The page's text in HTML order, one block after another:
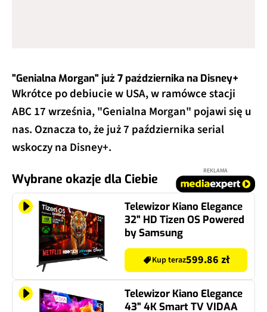
"Genialna Morgan" już 7 października na Disney+
Wkrótce po debiucie w USA, w ramówce stacji
ABC 17 września, "Genialna Morgan" pojawi się u
nas. Oznacza to, że już 7 października serial
wskoczy na Disney+.
Wybrane okazje dla Ciebie
REKLAMA
Telewizor Kiano Elegance
32" HD Tizen OS Powered
by Samsung
Kup teraz599.86 zł
Telewizor Kiano Elegance
43" 4K Smart TV VIDAA